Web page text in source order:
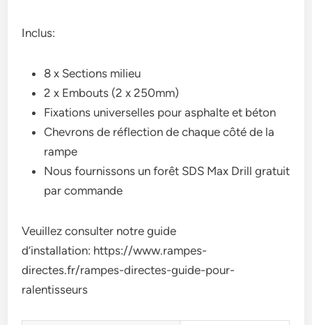
Inclus:
8 x Sections milieu
2 x Embouts (2 x 250mm)
Fixations universelles pour asphalte et béton
Chevrons de réflection de chaque côté de la
rampe
Nous fournissons un forêt SDS Max Drill gratuit
par commande
Veuillez consulter notre guide
d’installation: https://www.rampes-
directes.fr/rampes-directes-guide-pour-
ralentisseurs